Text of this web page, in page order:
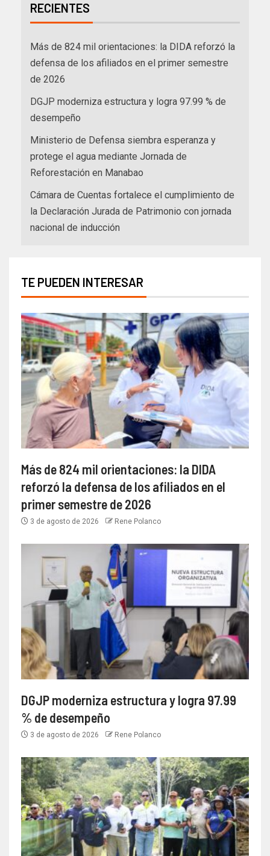
RECIENTES
Más de 824 mil orientaciones: la DIDA reforzó la
defensa de los afiliados en el primer semestre
de 2026
DGJP moderniza estructura y logra 97.99 % de
desempeño
Ministerio de Defensa siembra esperanza y
protege el agua mediante Jornada de
Reforestación en Manabao
Cámara de Cuentas fortalece el cumplimiento de
la Declaración Jurada de Patrimonio con jornada
nacional de inducción
TE PUEDEN INTERESAR
Más de 824 mil orientaciones: la DIDA
reforzó la defensa de los afiliados en el
primer semestre de 2026
3 de agosto de 2026 Rene Polanco
DGJP moderniza estructura y logra 97.99
% de desempeño
3 de agosto de 2026 Rene Polanco